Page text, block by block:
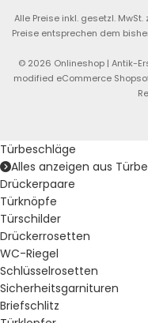
Alle Preise inkl. gesetzl. MwSt.
Preise entsprechen dem
© 2026 Onlineshop | Antik-
modified eCommerce
Türbeschläge
Alles anzeigen aus
Drückerpaare
Türknöpfe
Türschilder
Drückerrosetten
WC-Riegel
Schlüsselrosetten
Sicherheitsgarnituren
Briefschlitz